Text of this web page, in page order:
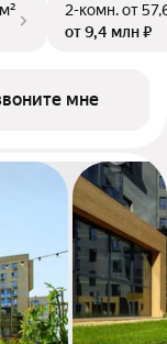
2-комн.от
от 9,4 млн ₽
мне